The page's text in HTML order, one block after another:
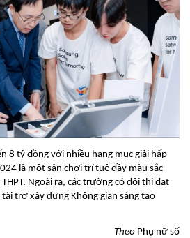
8 tỷ đồng với nhiều hạng mục giải hấp
là một sân chơi trí tuệ đầy màu sắc
THPT. Ngoài ra, các trường có đội thi đạt
trợ xây dựng Không gian sáng tạo
Theo Phụ nữ số